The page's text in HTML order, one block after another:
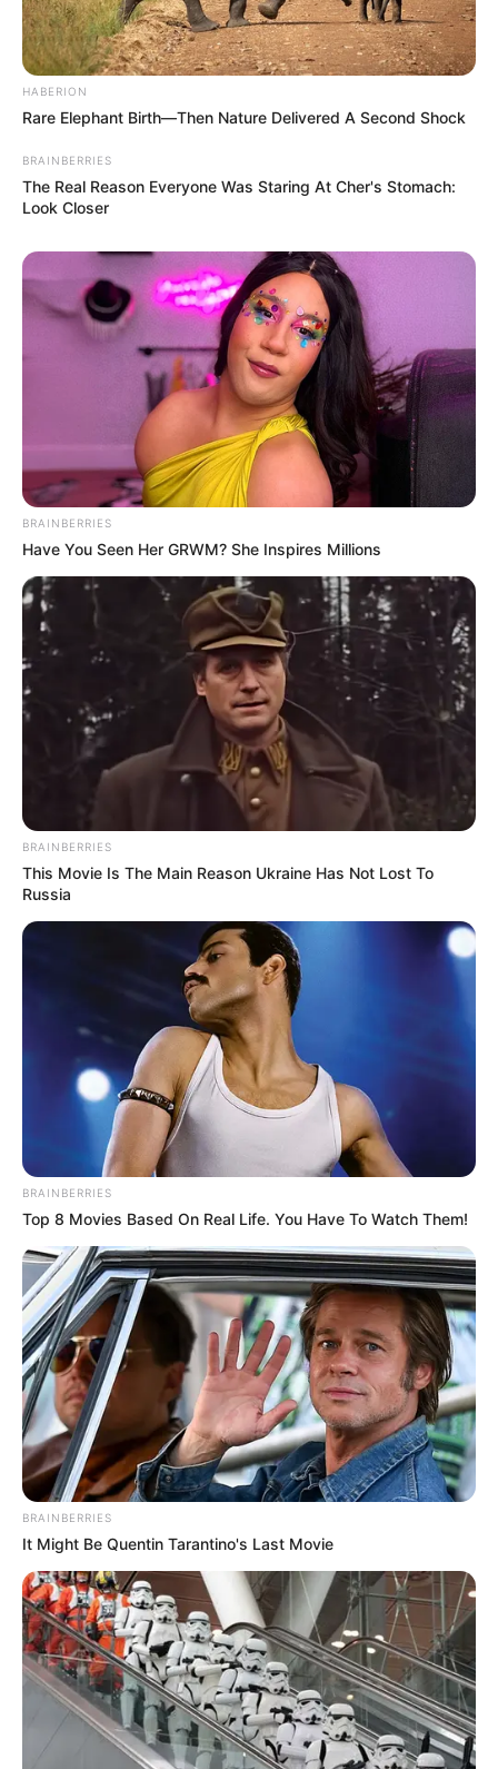
HABERION
Rare Elephant Birth—Then Nature Delivered A Second Shock
BRAINBERRIES
The Real Reason Everyone Was Staring At Cher's Stomach:
Look Closer
BRAINBERRIES
Have You Seen Her GRWM? She Inspires Millions
BRAINBERRIES
This Movie Is The Main Reason Ukraine Has Not Lost To
Russia
BRAINBERRIES
Top 8 Movies Based On Real Life. You Have To Watch Them!
BRAINBERRIES
It Might Be Quentin Tarantino's Last Movie